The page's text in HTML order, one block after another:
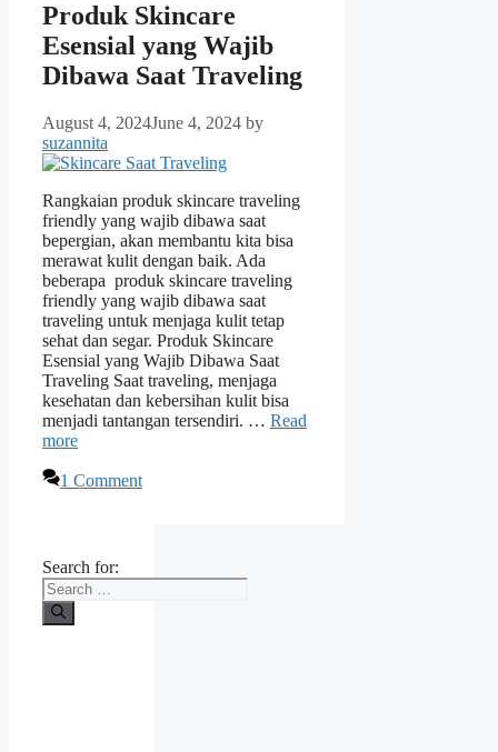
Produk Skincare
Esensial yang Wajib
Dibawa Saat Traveling
August 4, 2024June 4, 2024 by
suzannita
Rangkaian produk skincare traveling
friendly yang wajib dibawa saat
bepergian, akan membantu kita bisa
merawat kulit dengan baik. Ada
beberapa produk skincare traveling
friendly yang wajib dibawa saat
traveling untuk menjaga kulit tetap
sehat dan segar. Produk Skincare
Esensial yang Wajib Dibawa Saat
Traveling Saat traveling, menjaga
kesehatan dan kebersihan kulit bisa
menjadi tantangan tersendiri. … Read
more
1 Comment
Search for: